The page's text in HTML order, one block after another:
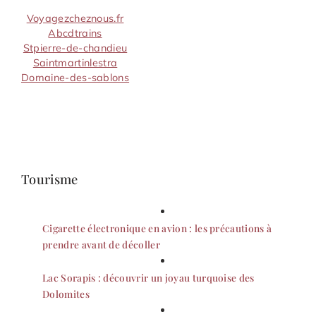
Voyagezcheznous.fr
Abcdtrains
Stpierre-de-chandieu
Saintmartinlestra
Domaine-des-sablons
Tourisme
Cigarette électronique en avion : les précautions à
prendre avant de décoller
Lac Sorapis : découvrir un joyau turquoise des
Dolomites